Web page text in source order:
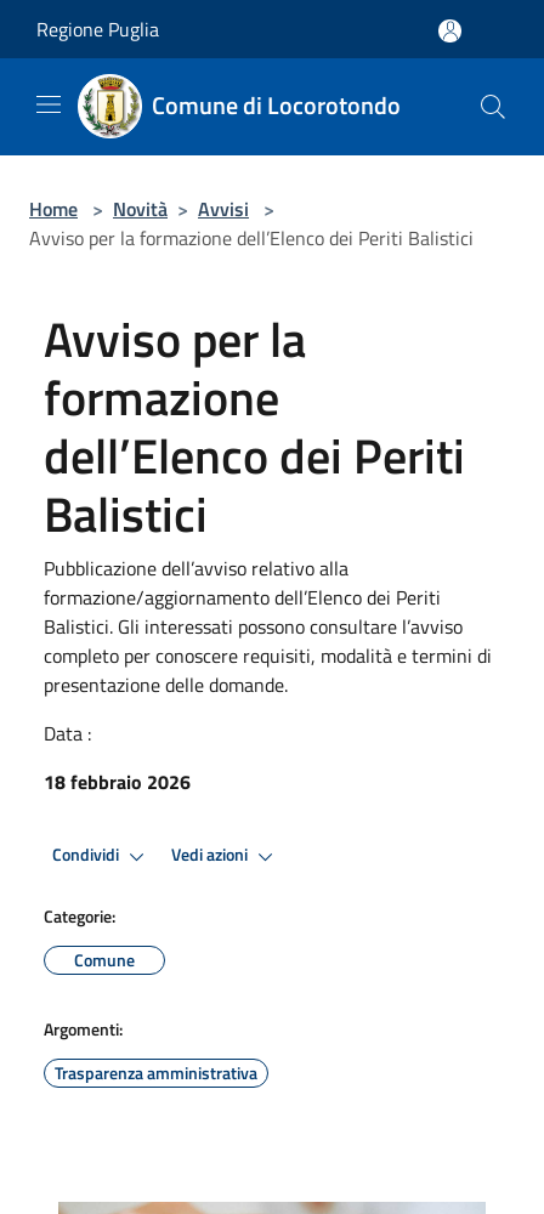
Regione Puglia
Comune di Locorotondo
Home > Novità > Avvisi >
Avviso per la formazione dell’Elenco dei Periti Balistici
Avviso per la
formazione
dell’Elenco dei Periti
Balistici
Pubblicazione dell’avviso relativo alla
formazione/aggiornamento dell’Elenco dei Periti
Balistici. Gli interessati possono consultare l’avviso
completo per conoscere requisiti, modalità e termini di
presentazione delle domande.
Data :
18 febbraio 2026
Condividi Vedi azioni
Categorie:
Comune
Argomenti:
Trasparenza amministrativa